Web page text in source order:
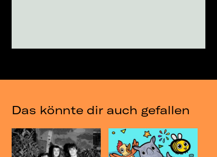
Das könnte dir auch gefallen